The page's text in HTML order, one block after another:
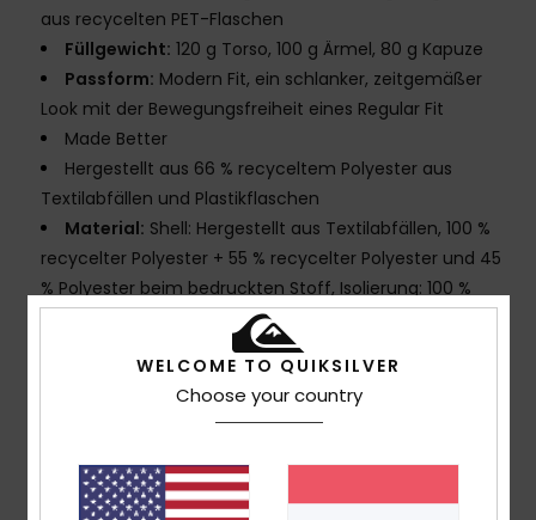
aus recycelten PET-Flaschen
Füllgewicht: 120 g Torso, 100 g Ärmel, 80 g Kapuze
Passform: Modern Fit, ein schlanker, zeitgemäßer
Look mit der Bewegungsfreiheit eines Regular Fit
Made Better
Hergestellt aus 66 % recyceltem Polyester aus
Textilabfällen und Plastikflaschen
Material: Shell: Hergestellt aus Textilabfällen, 100 %
recycelter Polyester + 55 % recycelter Polyester und 45
% Polyester beim bedruckten Stoff, Isolierung: 100 %
Dauerhaft wasserabweisende
Imprägnierung (DWR)
Nahtverklebung an kritischen Stellen
für Wärme und Atmungsaktivität
Kapuze:Helmkompatible, feste Kapuze
WELCOME TO QUIKSILVER
Choose your country